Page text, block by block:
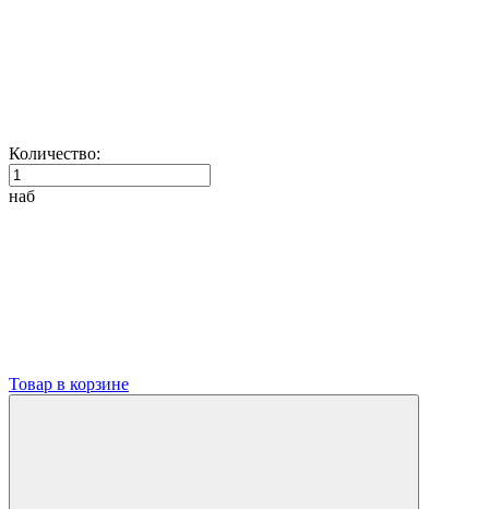
Количество:
наб
Товар в корзине